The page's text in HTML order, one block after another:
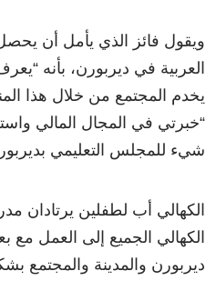
ويقول فائز الذي يأمل أن
العربية في ديربورن، بأنه
يخدم المجتمع من خلال هذا
“خبرتي في المجال المالي
شيء للمجلس التعليمي
الكهالي أب لطفلين يرتادان
الكهالي الجميع إلى العمل
ديربورن والمدينة والمجتمع